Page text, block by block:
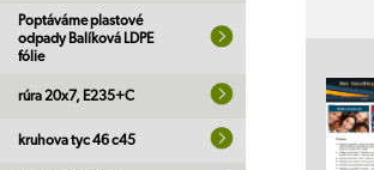
Poptáváme plastové
odpady Balíková LDPE
fólie
rúra 20x7, E235+C
kruhova tyc 46 c45